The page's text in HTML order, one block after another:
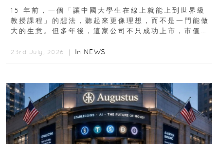
15 年前，一個「讓中國大學生在線上就能上到世界級
教授課程」的想法，聽起來更像理想，而不是一門能做
大的生意。但多年後，這家公司不只成功上市，市值更
23rd July, 2026 ｜ In NEWS